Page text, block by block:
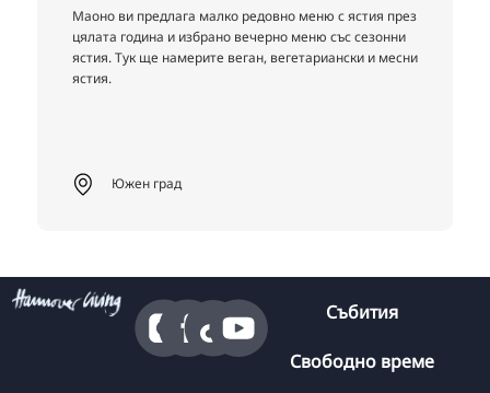
Маоно ви предлага малко редовно меню с ястия през
цялата година и избрано вечерно меню със сезонни
ястия. Тук ще намерите веган, вегетариански и месни
ястия.
Южен град
Събития
Свободно време